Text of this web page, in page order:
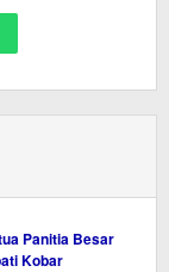
Panitia Besar
Kobar